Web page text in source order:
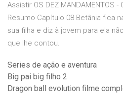
Assistir OS DEZ MANDAMENTOS
Resumo Capítulo 08 Betânia fica
sua filha e diz à jovem para ela
que lhe contou.
Series de ação e aventura
Big pai big filho 2
Dragon ball evolution filme